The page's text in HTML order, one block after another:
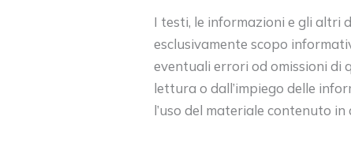
I testi, le informazioni e gli altri
esclusivamente scopo
eventuali errori od omissioni di
lettura o dall’impiego delle
l’uso del materiale contenuto in